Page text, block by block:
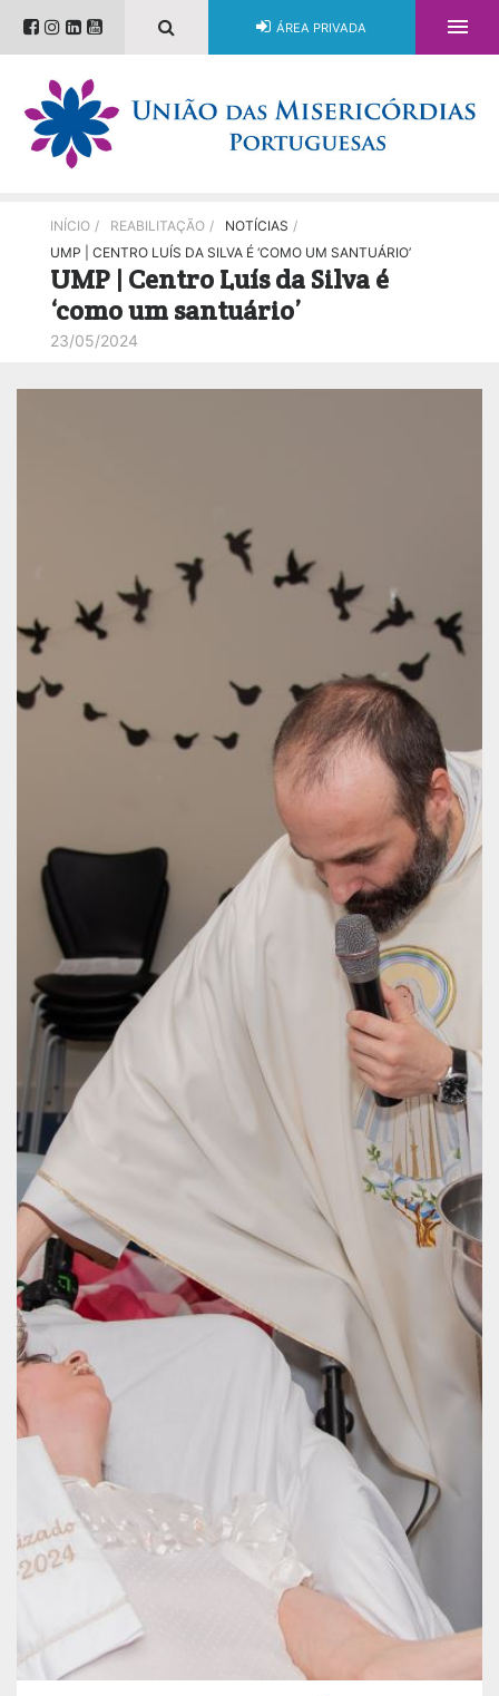
ÁREA PRIVADA 
INÍCIO / REABILITAÇÃO / NOTÍCIAS /
UMP | CENTRO LUÍS DA SILVA É ‘COMO UM SANTUÁRIO’
UMP | Centro Luís da Silva é
‘como um santuário’
23/05/2024